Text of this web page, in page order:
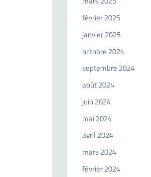
février 2025
janvier 2025
octobre 2024
septembre 2024
août 2024
juin 2024
mai 2024
avril 2024
mars 2024
février 2024